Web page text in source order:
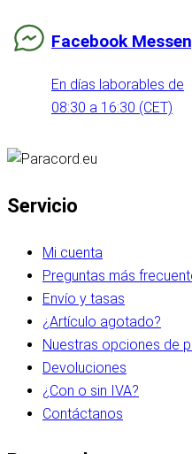
Facebook
En días laborables de
08:30 a 16:30 (CET)
Servicio
Mi cuenta
Preguntas más
Envío y tasas
¿Artículo agotado?
Nuestras opciones de
Devoluciones
¿Con o sin IVA?
Contáctanos